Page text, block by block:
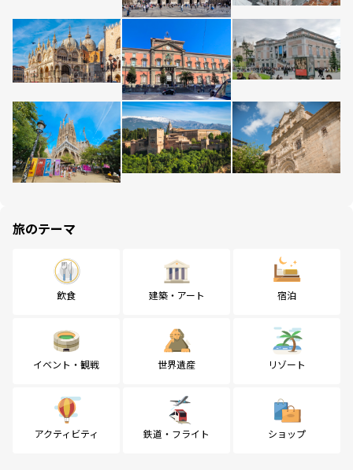
旅のテーマ
飲食 建築・アート 宿泊
イベント・観戦 世界遺産 リゾート
アクティビティ 鉄道・フライト ショップ